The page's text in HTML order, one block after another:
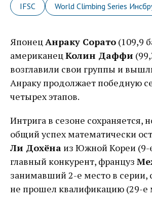
IFSC
World Climbing Series
Японец Анраку Сорато (109,9
американец Колин Даффи
возглавили свои группы и
Анраку продолжает победную
четырех этапов.
Интрига в сезоне сохраняется,
общий успех математически
Ли Дохёна из Южной Кореи (9-
главный конкурент, француз
занимавший 2-е место в серии,
не прошел квалификацию (29-е